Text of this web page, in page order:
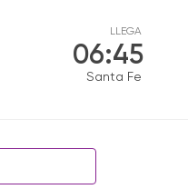
LLEGA
06:45
Santa Fe